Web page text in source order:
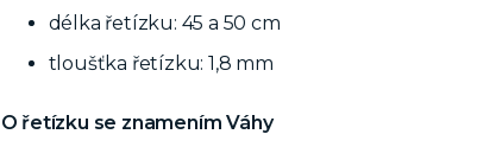
délka řetízku: 45 a 50 cm
tloušťka řetízku: 1,8 mm
O řetízku se znamením Váhy